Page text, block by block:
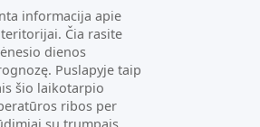
informacija apie
Čia rasite
dienos
Puslapyje taip
šio laikotarpio
ribos per
su trumpais